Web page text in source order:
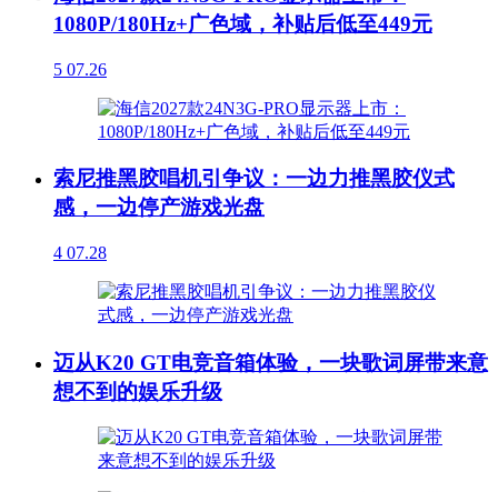
1080P/180Hz+广色域，补贴后低至449元
5 07.26
索尼推黑胶唱机引争议：一边力推黑胶仪式
感，一边停产游戏光盘
4 07.28
迈从K20 GT电竞音箱体验，一块歌词屏带来意
想不到的娱乐升级